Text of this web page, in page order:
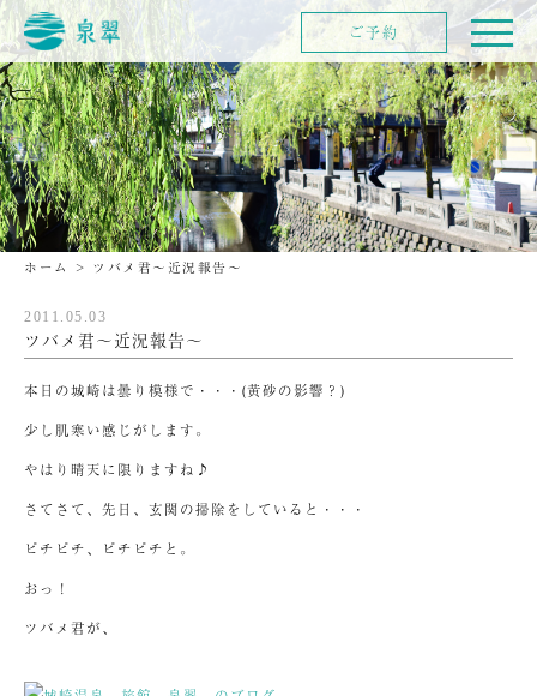
ホーム > ツバメ君～近況報告～
2011.05.03
ツバメ君～近況報告～
本日の城崎は曇り模様で・・・(黄砂の影響？)
少し肌寒い感じがします。
やはり晴天に限りますね♪
さてさて、先日、玄関の掃除をしていると・・・
ピチピチ、ピチピチと。
おっ！
ツバメ君が、
ご予約